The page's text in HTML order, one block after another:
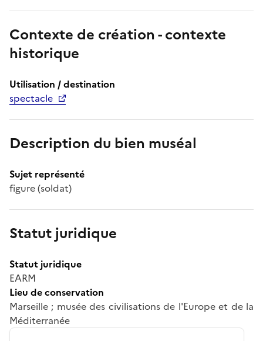
Contexte de création - contexte
historique
Utilisation / destination
spectacle
Description du bien muséal
Sujet représenté
figure (soldat)
Statut juridique
Statut juridique
EARM
Lieu de conservation
Marseille ; musée des civilisations de l'Europe et de la
Méditerranée